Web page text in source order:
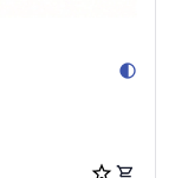
contrast